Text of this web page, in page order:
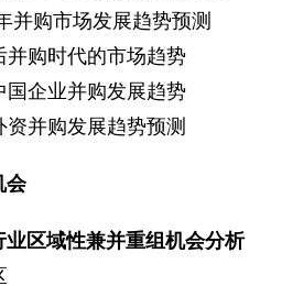
并购市场发展趋势预测
并购时代的市场趋势
国企业并购发展趋势
资并购发展趋势预测
会
业区域性兼并重组机会分析